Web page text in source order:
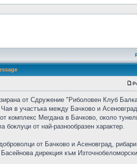
от Сдружение "Риболовен Клуб
в участъка между Бачково и
комплекс Мегдана в Бачково, около
от най-разнообразен характер.
от Бачково и Асеновград,
дирекция към